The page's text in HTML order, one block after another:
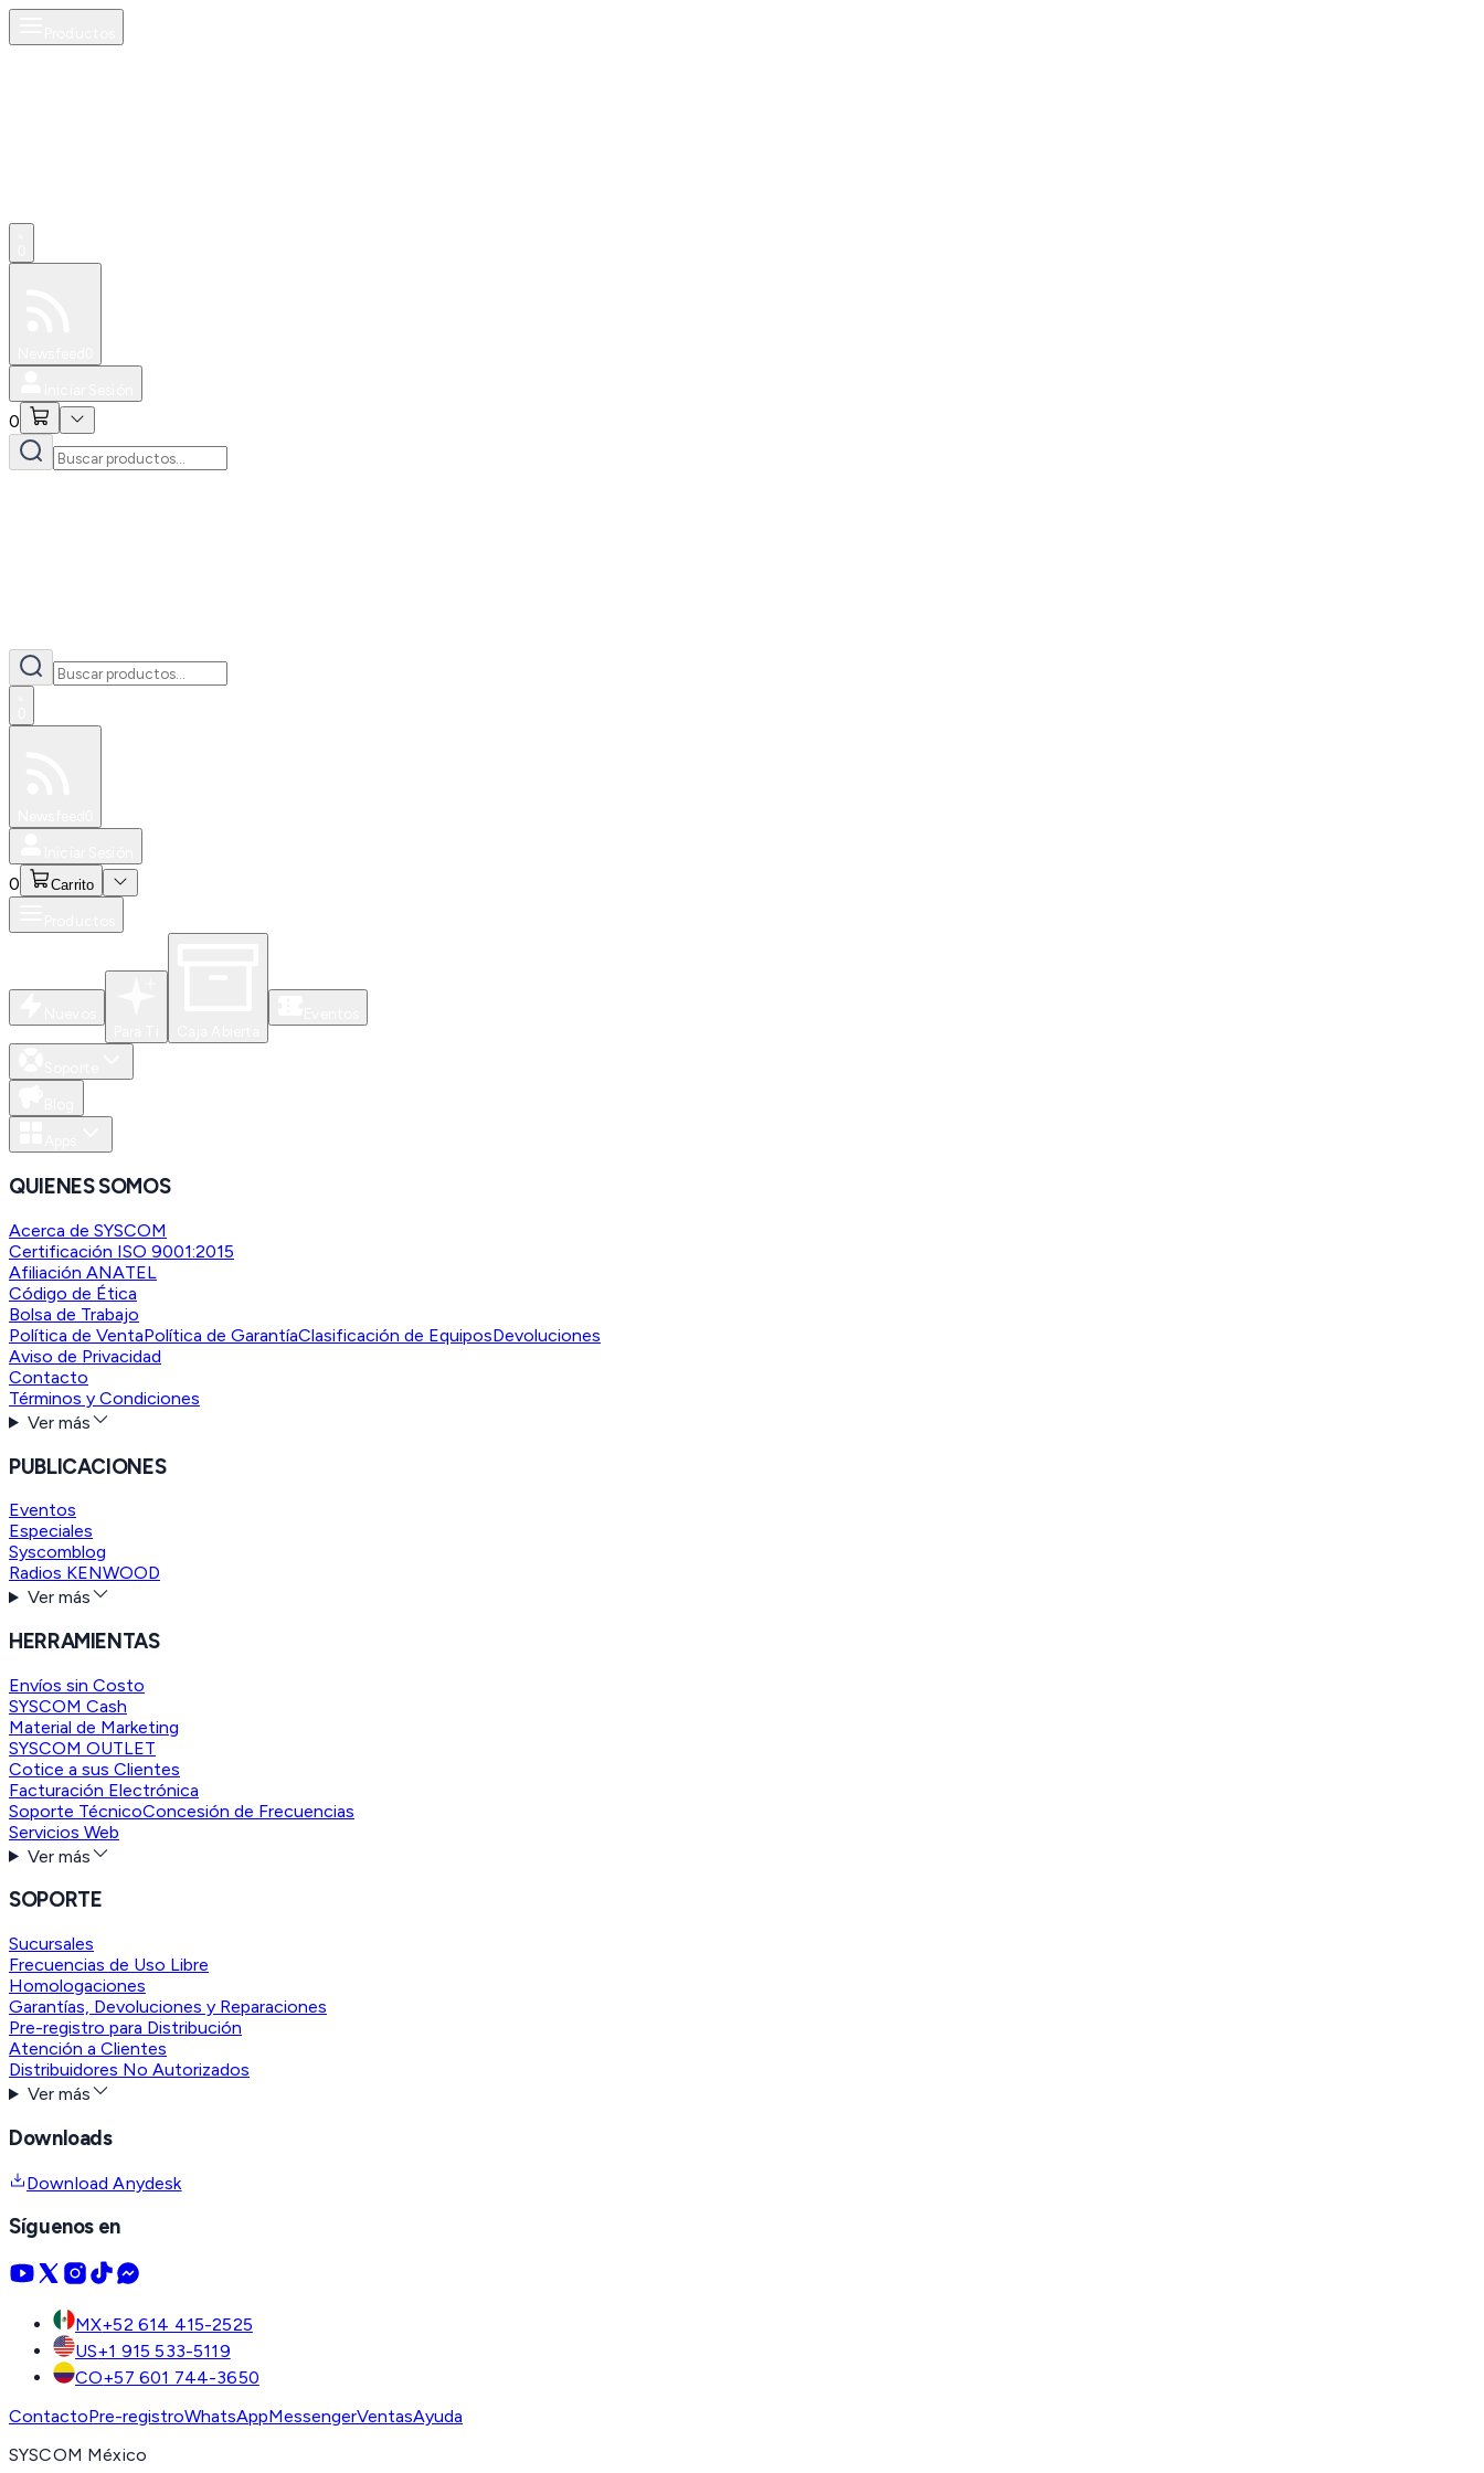
0
0 Carrito
QUIENES SOMOS
Acerca de SYSCOM
Certificación ISO 9001:2015
Afiliación ANATEL
Código de Ética
Bolsa de Trabajo
Política de VentaPolítica de GarantíaClasificación de EquiposDevoluciones
Aviso de Privacidad
Contacto
Términos y Condiciones
Ver más
PUBLICACIONES
Eventos
Especiales
Syscomblog
Radios KENWOOD
Ver más
HERRAMIENTAS
Envíos sin Costo
SYSCOM Cash
Material de Marketing
SYSCOM OUTLET
Cotice a sus Clientes
Facturación Electrónica
Soporte TécnicoConcesión de Frecuencias
Servicios Web
Ver más
SOPORTE
Sucursales
Frecuencias de Uso Libre
Homologaciones
Garantías, Devoluciones y Reparaciones
Pre-registro para Distribución
Atención a Clientes
Distribuidores No Autorizados
Ver más
Downloads
Download Anydesk
Síguenos en
MX+52 614 415-2525
US+1 915 533-5119
CO+57 601 744-3650
ContactoPre-registroWhatsAppMessengerVentasAyuda
SYSCOM México